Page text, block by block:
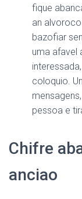
fique
an alvoroco
bazofiar
uma afavel
coloquio.
pessoa e
Chifre
anciao